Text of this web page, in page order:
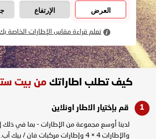
العرض الإرتفاع
تعلم قراءة مقاس الإطارات الخاصة
كيف تطلب اطاراتك من بيت
قم بإختيار الاطار اونلاين
لدينا أوسع مجموعة من الإطارات - بما في ذلك
والإطارات 4 × 4 وإطارات مركبات فان / بيك آب.